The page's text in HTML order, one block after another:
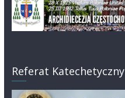
Referat Katechetyczny